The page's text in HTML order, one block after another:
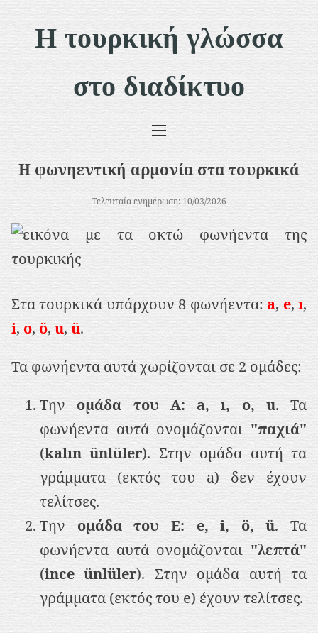
Μ
Η τουρκική γλώσσα
στο διαδίκτυο
Η φωνηεντική αρμονία στα τουρκικά
Τελευταία ενημέρωση: 10/03/2026
Στα τουρκικά υπάρχουν 8 φωνήεντα: a, e,ı,
i,o, ö,u, ü.
Τα φωνήεντα αυτά χωρίζονται σε 2 ομάδες:
Την ομάδα του Α: a, ı, o, u. Τα
φωνήεντα αυτά ονομάζονται "παχιά"
(kalın ünlüler). Στην ομάδα αυτή τα
γράμματα (εκτός του a) δεν έχουν
τελίτσες.
Την ομάδα του E: e, i, ö, ü. Τα
φωνήεντα αυτά ονομάζονται "λεπτά"
(ince ünlüler). Στην ομάδα αυτή τα
γράμματα (εκτός του e) έχουν τελίτσες.